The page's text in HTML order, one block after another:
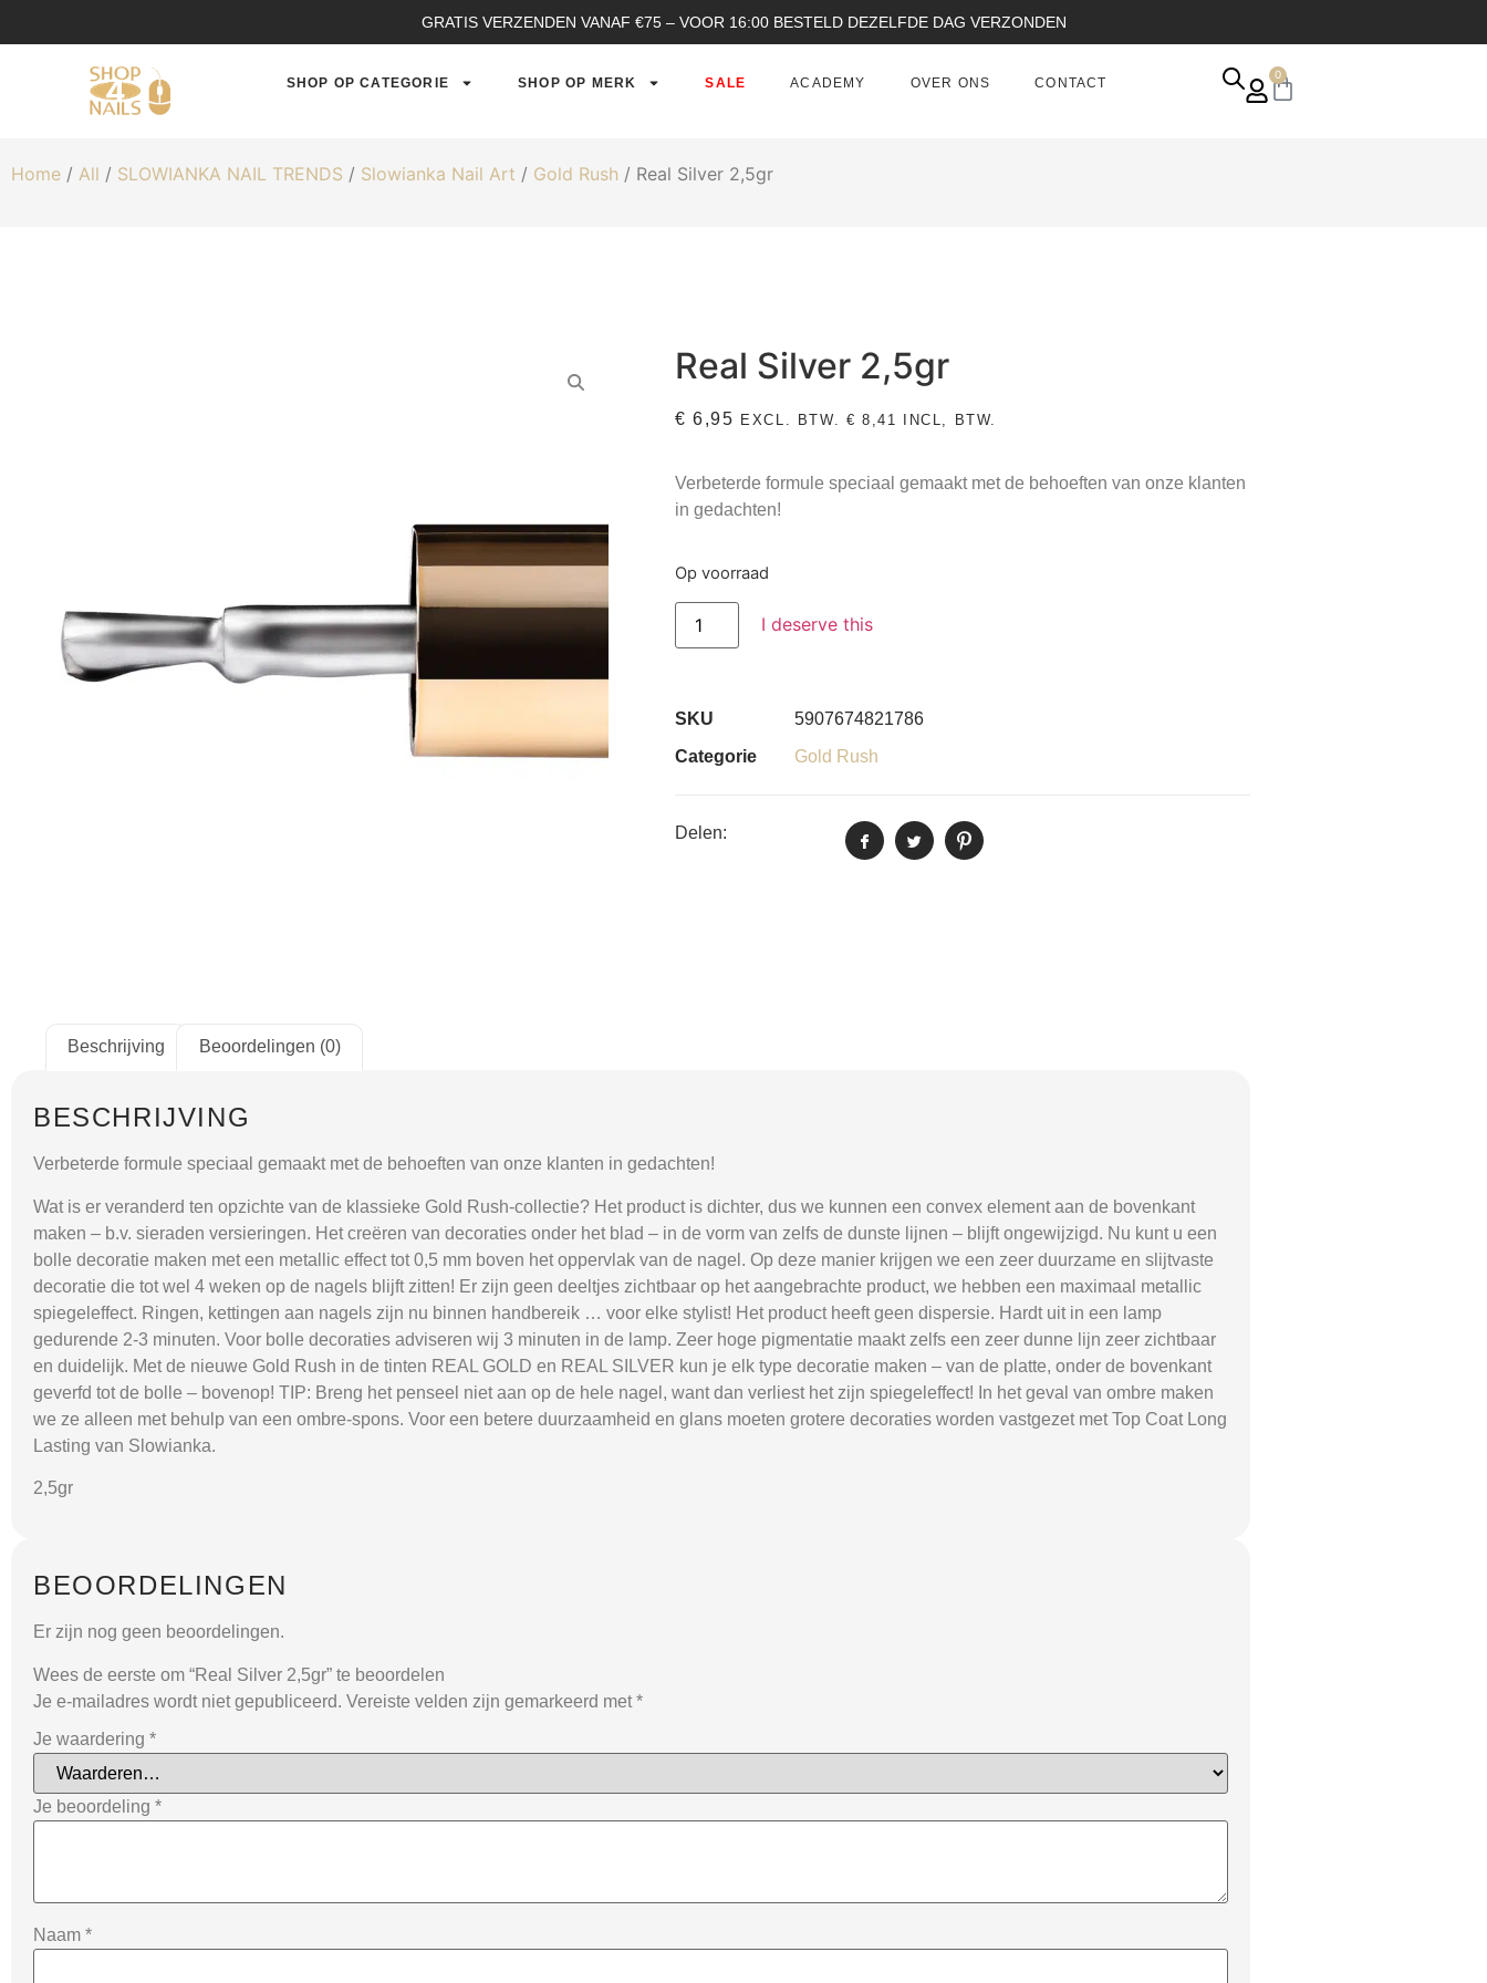
GRATIS VERZENDEN VANAF €75 – VOOR 16:00 BESTELD DEZELFDE DAG VERZONDEN
SHOP OP CATEGORIE SHOP OP MERK SALE ACADEMY OVER ONS CONTACT
0
Home / All / SLOWIANKA NAIL TRENDS / Slowianka Nail Art / Gold Rush / Real Silver 2,5gr
Real Silver 2,5gr
€ 6,95 EXCL. BTW. € 8,41 INCL, BTW.
Verbeterde formule speciaal gemaakt met de behoeften van onze klanten
in gedachten!
Op voorraad
I deserve this
SKU
5907674821786
Categorie
Gold Rush
Delen:
Beschrijving Beoordelingen (0)
BESCHRIJVING
Verbeterde formule speciaal gemaakt met de behoeften van onze klanten in gedachten!
Wat is er veranderd ten opzichte van de klassieke Gold Rush-collectie? Het product is dichter, dus we kunnen een convex element aan de bovenkant
maken – b.v. sieraden versieringen. Het creëren van decoraties onder het blad – in de vorm van zelfs de dunste lijnen – blijft ongewijzigd. Nu kunt u een
bolle decoratie maken met een metallic effect tot 0,5 mm boven het oppervlak van de nagel. Op deze manier krijgen we een zeer duurzame en slijtvaste
decoratie die tot wel 4 weken op de nagels blijft zitten! Er zijn geen deeltjes zichtbaar op het aangebrachte product, we hebben een maximaal metallic
spiegeleffect. Ringen, kettingen aan nagels zijn nu binnen handbereik … voor elke stylist! Het product heeft geen dispersie. Hardt uit in een lamp
gedurende 2-3 minuten. Voor bolle decoraties adviseren wij 3 minuten in de lamp. Zeer hoge pigmentatie maakt zelfs een zeer dunne lijn zeer zichtbaar
en duidelijk. Met de nieuwe Gold Rush in de tinten REAL GOLD en REAL SILVER kun je elk type decoratie maken – van de platte, onder de bovenkant
geverfd tot de bolle – bovenop! TIP: Breng het penseel niet aan op de hele nagel, want dan verliest het zijn spiegeleffect! In het geval van ombre maken
we ze alleen met behulp van een ombre-spons. Voor een betere duurzaamheid en glans moeten grotere decoraties worden vastgezet met Top Coat Long
Lasting van Slowianka.
2,5gr
BEOORDELINGEN
Er zijn nog geen beoordelingen.
Wees de eerste om “Real Silver 2,5gr” te beoordelen
Je e-mailadres wordt niet gepubliceerd. Vereiste velden zijn gemarkeerd met *
Je waardering *
Je beoordeling *
Naam *